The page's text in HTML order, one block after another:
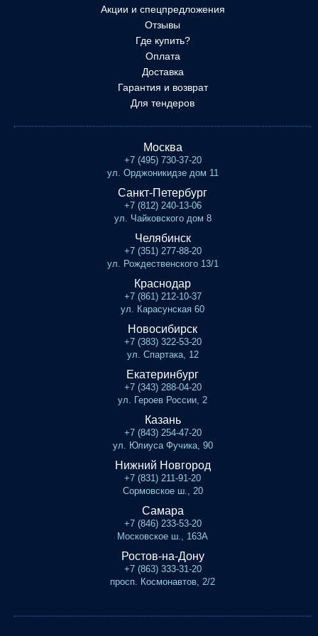
Акции и спецпредложения
Отзывы
Где купить?
Оплата
Доставка
Гарантия и возврат
Для тендеров
Москва
+7 (495) 730-37-20
ул. Орджоникидзе дом 11
Санкт-Петербург
+7 (812) 240-13-06
ул. Чайковского дом 8
Челябинск
+7 (351) 277-88-20
ул. Рождественского 13/1
Краснодар
+7 (861) 212-10-37
ул. Карасунская 60
Новосибирск
+7 (383) 322-53-20
ул. Спартака, 12
Екатеринбург
+7 (343) 288-04-20
ул. Героев России, 2
Казань
+7 (843) 254-47-20
ул. Юлиуса Фучика, 90
Нижний Новгород
+7 (831) 211-91-20
Сормовское ш., 20
Самара
+7 (846) 233-53-20
Московское ш., 163А
Ростов-на-Дону
+7 (863) 333-31-20
просп. Космонавтов, 2/2